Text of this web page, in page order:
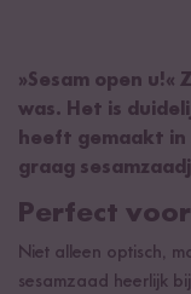
»Sesam open u!«
was. Het is
heeft gemaakt in
graag
Perfect
Niet alleen optisch,
sesamzaad heerlijk